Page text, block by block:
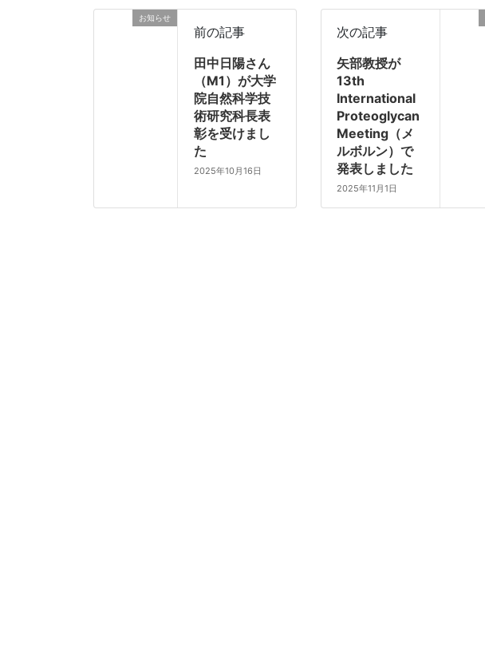
お知らせ
前の記事
田中日陽さん
（M1）が大学
院自然科学技
術研究科長表
彰を受けまし
た
2025年10月16日
次の記事
矢部教授が
13th
International
Proteoglycan
Meeting（メ
ルボルン）で
発表しました
2025年11月1日